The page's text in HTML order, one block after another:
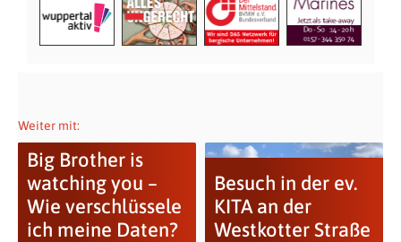
Weiter mit:
Big Brother is
watching you –
Wie verschlüssele
ich meine Daten?
Besuch in der ev.
KITA an der
Westkotter Straße